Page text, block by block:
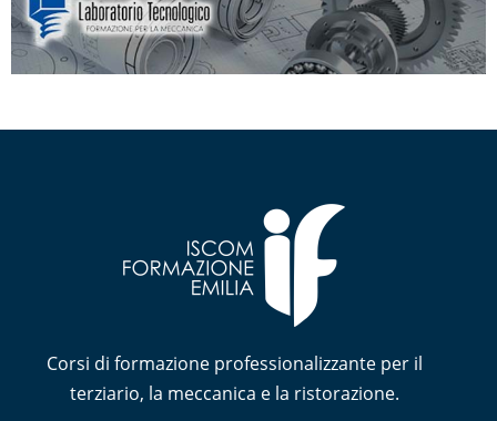
Corsi di formazione professionalizzante per il
terziario, la meccanica e la ristorazione.